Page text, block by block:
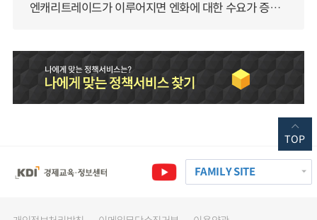
엔캐리트레이드가 이루어지면 엔화에 대한 수요가 증가하지 않나요?
FAMILY SITE
TOP